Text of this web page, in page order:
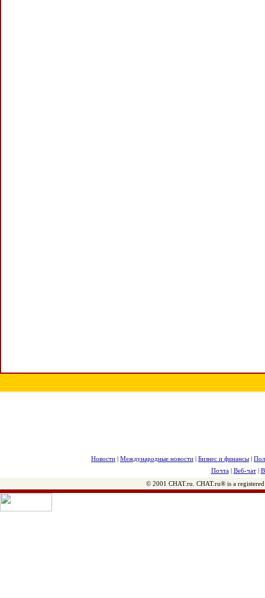
Новости | Международные новости | Бизнес и финансы |
Почта| Веб-чат|
© 2001 CHAT.ru. CHAT.ru® is a